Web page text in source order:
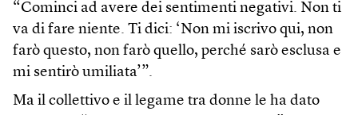
“Cominci ad avere dei sentimenti negativi. Non ti
va di fare niente. Ti dici: ‘Non mi iscrivo qui, non
farò questo, non farò quello, perché sarò esclusa e
mi sentirò umiliata’”.
Ma il collettivo e il legame tra donne le ha dato